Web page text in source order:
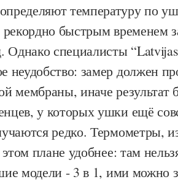
температуру по
быстрым временем
Однако специалисты
неудобство: замер должен
мембраны, иначе результат
у которых ушки ещё
редко. Термометры,
плане удобнее: там
модели - 3 в 1, ими можно